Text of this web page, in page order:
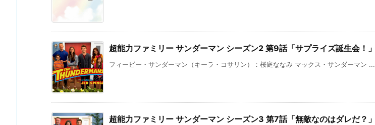
超能力ファミリー サンダーマン シーズン2 第9話「サプライズ誕生会！」
フィービー・サンダーマン（キーラ・コサリン）：桜庭ななみ マックス・サンダーマン ...
超能力ファミリー サンダーマン シーズン3 第7話「無敵なのはダレだ？」